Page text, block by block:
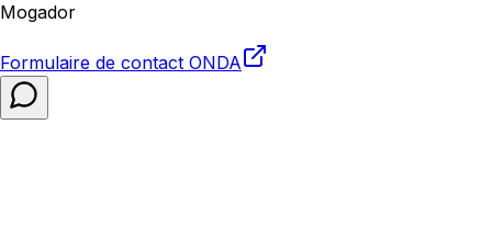
Mogador
Formulaire de contact ONDA